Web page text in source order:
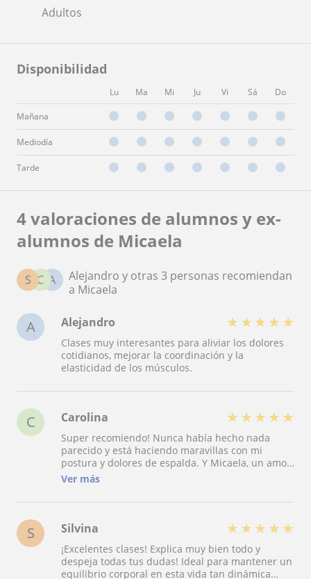
Adultos
Disponibilidad
Lu Ma Mi Ju Vi Sá Do
Mañana
Mediodía
Tarde
4 valoraciones de alumnos y ex-
alumnos de Micaela
A
C
S
Alejandro y otras 3 personas recomiendan
a Micaela
A Alejandro ★ ★ ★ ★ ★
Clases muy interesantes para aliviar los dolores
cotidianos, mejorar la coordinación y la
elasticidad de los músculos.
C Carolina ★ ★ ★ ★ ★
Super recomiendo! Nunca había hecho nada
parecido y está haciendo maravillas con mi
postura y dolores de espalda. Y Micaela, un amor
de persona: excelente trato y mucha paciencia y
Ver más
S Silvina ★ ★ ★ ★ ★
¡Excelentes clases! Explica muy bien todo y
despeja todas tus dudas! Ideal para mantener un
equilibrio corporal en esta vida tan dinámica